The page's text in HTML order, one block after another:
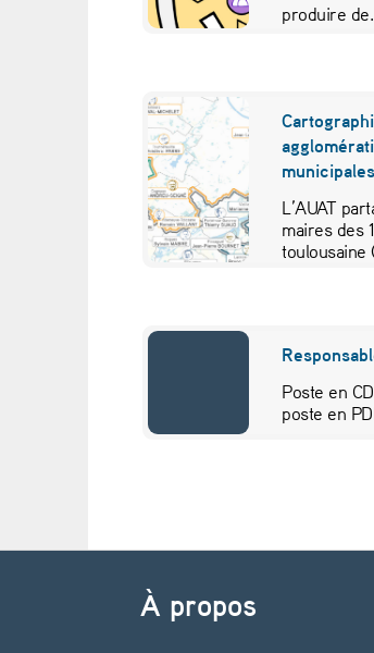
n
l
e
s
v
g
t
u
x
,
produire
L’AUAT
maires des
toulousaine
Poste en
poste en
Navigation de l’article
À propos